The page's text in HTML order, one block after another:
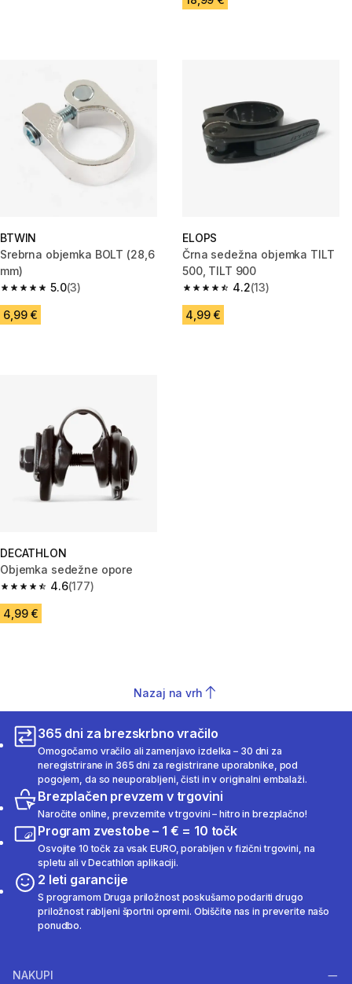
BTWIN
Srebrna objemka BOLT (28,6
mm)
5.0
5.0 od 5 zvezdic from 3 ocene
(3)
6,99 €
ELOPS
Črna sedežna objemka TILT
500, TILT 900
4.2
4.2 od 5 zvezdic from 13 ocene
(13)
4,99 €
DECATHLON
Objemka sedežne opore
4.6
4.6 od 5 zvezdic from 177 ocene
(177)
4,99 €
Nazaj na vrh
365 dni za brezskrbno vračilo
Omogočamo vračilo ali zamenjavo izdelka – 30 dni za
neregistrirane in 365 dni za registrirane uporabnike, pod
pogojem, da so neuporabljeni, čisti in v originalni embalaži.
Brezplačen prevzem v trgovini
Naročite online, prevzemite v trgovini – hitro in brezplačno!
Program zvestobe – 1 € = 10 točk
Osvojite 10 točk za vsak EURO, porabljen v fizični trgovini, na
spletu ali v Decathlon aplikaciji.
2 leti garancije
S programom Druga priložnost poskušamo podariti drugo
priložnost rabljeni športni opremi. Obiščite nas in preverite našo
ponudbo.
NAKUPI